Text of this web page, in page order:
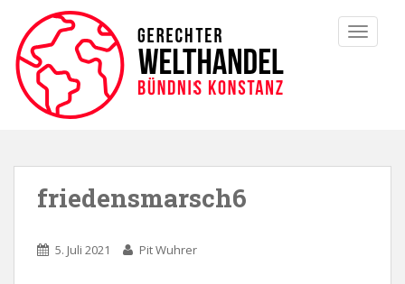
friedensmarsch6
5. Juli 2021 Pit Wuhrer